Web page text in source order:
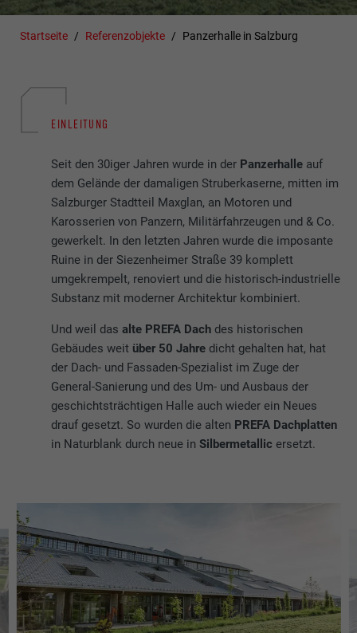
Startseite Referenzobjekte Panzerhalle in Salzburg
EINLEITUNG
Seit den 30iger Jahren wurde in der Panzerhalle auf
dem Gelände der damaligen Struberkaserne, mitten im
Salzburger Stadtteil Maxglan, an Motoren und
Karosserien von Panzern, Militärfahrzeugen und & Co.
gewerkelt. In den letzten Jahren wurde die imposante
Ruine in der Siezenheimer Straße 39 komplett
umgekrempelt, renoviert und die historisch-industrielle
Substanz mit moderner Architektur kombiniert.
Und weil dasalte PREFA Dach des historischen
Gebäudes weit über 50 Jahre dicht gehalten hat, hat
der Dach- und Fassaden-Spezialist im Zuge der
General-Sanierung und des Um- und Ausbaus der
geschichtsträchtigen Halle auch wieder ein Neues
drauf gesetzt. So wurden die alten PREFA Dachplatten
in Naturblank durch neue inSilbermetallic ersetzt.